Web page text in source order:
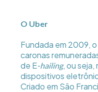
O Uber
Fundada em 2009,
caronas
de E-hailing, ou seja,
dispositivos
Criado em São